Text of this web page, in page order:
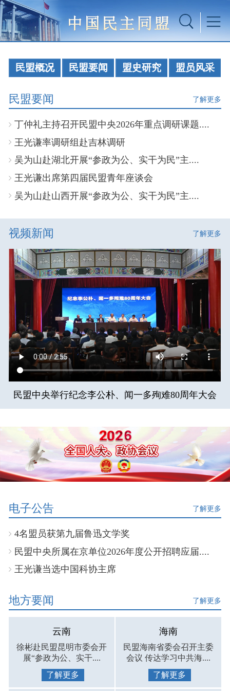
民盟概况 民盟要闻 盟史研究 盟员风采
民盟要闻 了解更多
丁仲礼主持召开民盟中央2026年重点调研课题....
王光谦率调研组赴吉林调研
吴为山赴湖北开展“参政为公、实干为民”主....
王光谦出席第四届民盟青年座谈会
吴为山赴山西开展“参政为公、实干为民”主....
视频新闻 了解更多
民盟中央举行纪念李公朴、闻一多殉难80周年大会
电子公告 了解更多
4名盟员获第九届鲁迅文学奖
民盟中央所属在京单位2026年度公开招聘应届....
王光谦当选中国科协主席
地方要闻 了解更多
云南
徐彬赴民盟昆明市委会开
展“参政为公、实干....
了解更多
海南
民盟海南省委会召开主委
会议 传达学习中共海....
了解更多